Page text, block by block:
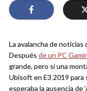
La avalancha de
Después de un PC
grande, pero si una
Ubisoft en E3 2019 para
esperaba la ausencia de